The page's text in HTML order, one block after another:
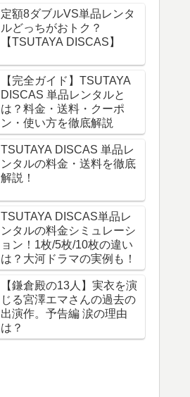
定額8ダブルVS単品レンタ
ルどっちがおトク？
【TSUTAYA DISCAS】
【完全ガイド】TSUTAYA
DISCAS 単品レンタルと
は？料金・送料・クーポ
ン・使い方を徹底解説
TSUTAYA DISCAS 単品レ
ンタルの料金・送料を徹底
解説！
TSUTAYA DISCAS単品レ
ンタルの料金シミュレーシ
ョン！1枚/5枚/10枚の違い
は？大河ドラマの実例も！
【鎌倉殿の13人】実衣を演
じる宮澤エマさんの過去の
出演作。予告編 涙の理由
は？